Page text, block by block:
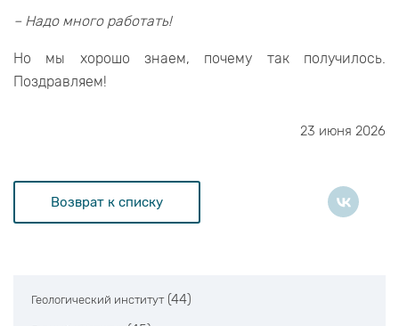
– Надо много работать!
Но мы хорошо знаем, почему так получилось.
Поздравляем!
23 июня 2026
Возврат к списку
Геологический институт (44)